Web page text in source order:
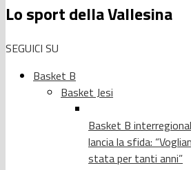
Lo sport della Vallesina
SEGUICI SU
Basket B
Basket Jesi
Basket B
lancia la sfida:
stata per tanti anni”